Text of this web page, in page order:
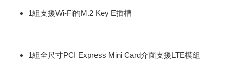
1組支援Wi-Fi的M.2 Key E插槽
1組全尺寸PCI Express Mini Card介面支援LTE模組